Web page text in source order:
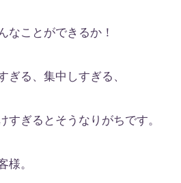
なことができるか！
ぎる、集中しすぎる、
すぎるとそうなりがちです。
。